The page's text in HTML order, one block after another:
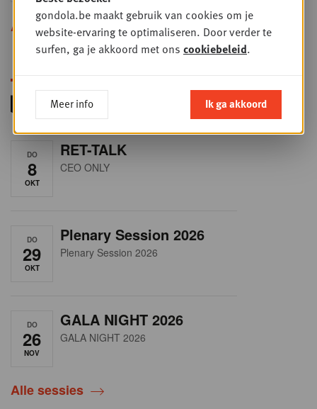
Alle opleidingen
DO
8
OKT
RET-TALK
CEO ONLY
DO
29
OKT
Plenary Session 2026
Plenary Session 2026
DO
26
NOV
GALA NIGHT 2026
GALA NIGHT 2026
Alle sessies
gondola.be maakt gebruik van cookies om je
website-ervaring te optimaliseren. Door verder te
surfen, ga je akkoord met ons cookiebeleid.
Meer info Ik ga akkoord